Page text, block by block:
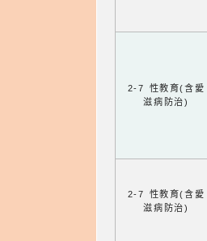
2-7 性教育(含愛
滋病防治)
2-7 性教育(含愛
滋病防治)